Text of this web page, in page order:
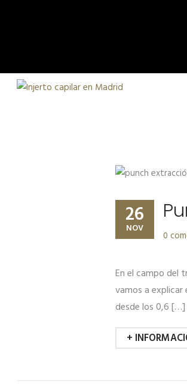
26
NOV
0
En el campo del
vamos a explicar
desde los 0,6 […]
+